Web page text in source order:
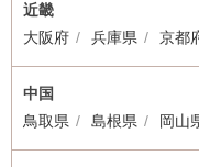
近畿
大阪府
兵庫県 京都
中国
鳥取県
島根県 岡山